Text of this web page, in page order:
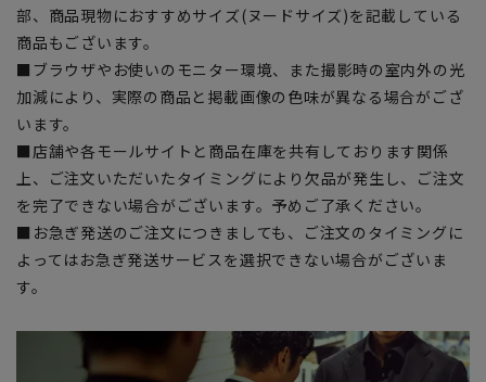
部、商品現物におすすめサイズ(ヌードサイズ)を記載している
商品もございます。
■ブラウザやお使いのモニター環境、また撮影時の室内外の光
加減により、実際の商品と掲載画像の色味が異なる場合がござ
います。
■店舗や各モールサイトと商品在庫を共有しております関係
上、ご注文いただいたタイミングにより欠品が発生し、ご注文
を完了できない場合がございます。予めご了承ください。
■お急ぎ発送のご注文につきましても、ご注文のタイミングに
よってはお急ぎ発送サービスを選択できない場合がございま
す。